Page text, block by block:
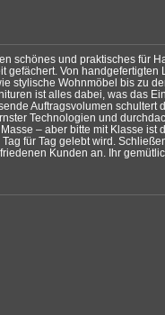
schönes und praktisches für
gefächert. Von handgefertigten
stylische Wohnmöbel bis zu
ist alles dabei, was das
Auftragsvolumen schultert
Technologien und
– aber bitte mit Klasse ist
für Tag gelebt wird.
Kunden an. Ihr